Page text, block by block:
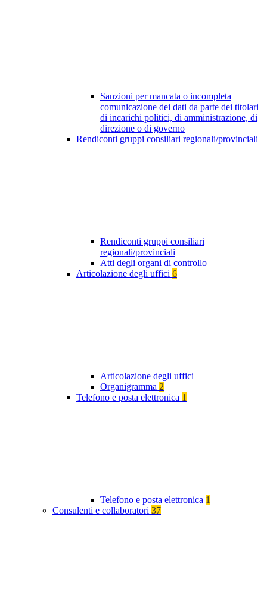
Sanzioni per mancata o incompleta
comunicazione dei dati da parte dei titolari
di incarichi politici, di amministrazione, di
direzione o di governo
Rendiconti gruppi consiliari regionali/provinciali
Rendiconti gruppi consiliari
regionali/provinciali
Atti degli organi di controllo
Articolazione degli uffici 6
Articolazione degli uffici
Organigramma 2
Telefono e posta elettronica 1
Telefono e posta elettronica 1
Consulenti e collaboratori 37